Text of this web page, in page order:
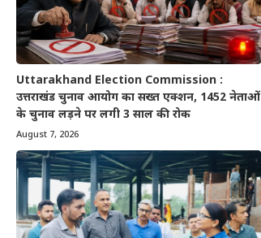
Uttarakhand Election Commission :
उत्तराखंड चुनाव आयोग का सख्त एक्शन, 1452 नेताओं
के चुनाव लड़ने पर लगी 3 साल की रोक
August 7, 2026